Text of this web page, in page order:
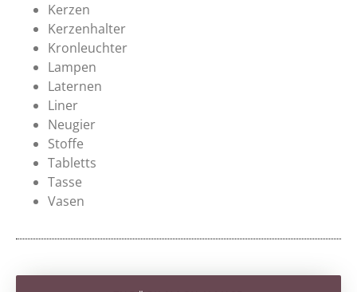
Kerzen
Kerzenhalter
Kronleuchter
Lampen
Laternen
Liner
Neugier
Stoffe
Tabletts
Tasse
Vasen